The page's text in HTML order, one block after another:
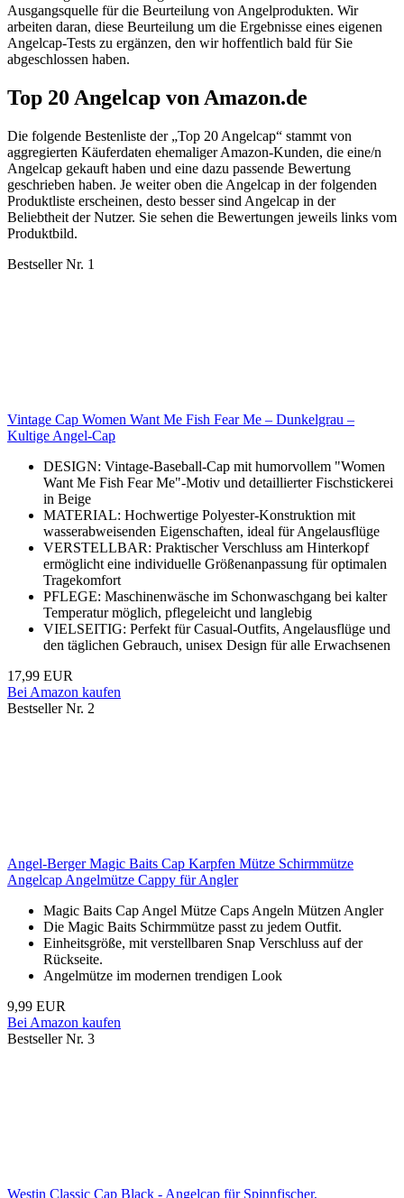
Ausgangsquelle für die Beurteilung von Angelprodukten. Wir
arbeiten daran, diese Beurteilung um die Ergebnisse eines eigenen
Angelcap-Tests zu ergänzen, den wir hoffentlich bald für Sie
abgeschlossen haben.
Top 20 Angelcap von Amazon.de
Die folgende Bestenliste der „Top 20 Angelcap“ stammt von
aggregierten Käuferdaten ehemaliger Amazon-Kunden, die eine/n
Angelcap gekauft haben und eine dazu passende Bewertung
geschrieben haben. Je weiter oben die Angelcap in der folgenden
Produktliste erscheinen, desto besser sind Angelcap in der
Beliebtheit der Nutzer. Sie sehen die Bewertungen jeweils links vom
Produktbild.
Bestseller Nr. 1
Vintage Cap Women Want Me Fish Fear Me – Dunkelgrau –
Kultige Angel-Cap
DESIGN: Vintage-Baseball-Cap mit humorvollem "Women
Want Me Fish Fear Me"-Motiv und detaillierter Fischstickerei
in Beige
MATERIAL: Hochwertige Polyester-Konstruktion mit
wasserabweisenden Eigenschaften, ideal für Angelausflüge
VERSTELLBAR: Praktischer Verschluss am Hinterkopf
ermöglicht eine individuelle Größenanpassung für optimalen
Tragekomfort
PFLEGE: Maschinenwäsche im Schonwaschgang bei kalter
Temperatur möglich, pflegeleicht und langlebig
VIELSEITIG: Perfekt für Casual-Outfits, Angelausflüge und
den täglichen Gebrauch, unisex Design für alle Erwachsenen
17,99 EUR
Bei Amazon kaufen
Bestseller Nr. 2
Angel-Berger Magic Baits Cap Karpfen Mütze Schirmmütze
Angelcap Angelmütze Cappy für Angler
Magic Baits Cap Angel Mütze Caps Angeln Mützen Angler
Die Magic Baits Schirmmütze passt zu jedem Outfit.
Einheitsgröße, mit verstellbaren Snap Verschluss auf der
Rückseite.
Angelmütze im modernen trendigen Look
9,99 EUR
Bei Amazon kaufen
Bestseller Nr. 3
Westin Classic Cap Black - Angelcap für Spinnfischer,